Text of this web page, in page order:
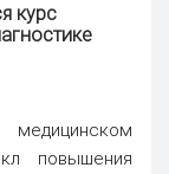
курс
повышения